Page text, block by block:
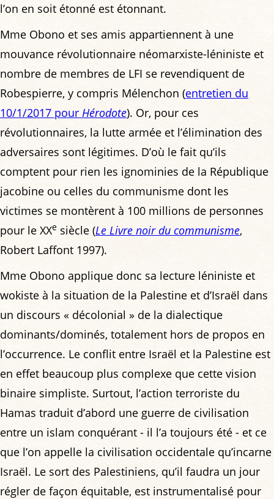
l’on en soit étonné est étonnant.
Mme Obono et ses amis appartiennent à une
mouvance révolutionnaire néomarxiste-léniniste et
nombre de membres de LFI se revendiquent de
Robespierre, y compris Mélenchon (entretien du
10/1/2017 pour Hérodote). Or, pour ces
révolutionnaires, la lutte armée et l’élimination des
adversaires sont légitimes. D’où le fait qu’ils
comptent pour rien les ignominies de la République
jacobine ou celles du communisme dont les
victimes se montèrent à 100 millions de personnes
pour le XXe siècle (Le Livre noir du communisme,
Robert Laffont 1997).
Mme Obono applique donc sa lecture léniniste et
wokiste à la situation de la Palestine et d’Israël dans
un discours « décolonial » de la dialectique
dominants/dominés, totalement hors de propos en
l’occurrence. Le conflit entre Israël et la Palestine est
en effet beaucoup plus complexe que cette vision
binaire simpliste. Surtout, l’action terroriste du
Hamas traduit d’abord une guerre de civilisation
entre un islam conquérant - il l’a toujours été - et ce
que l’on appelle la civilisation occidentale qu’incarne
Israël. Le sort des Palestiniens, qu’il faudra un jour
régler de façon équitable, est instrumentalisé pour